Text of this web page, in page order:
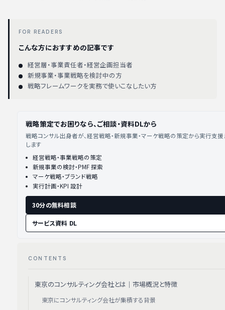
FOR READERS
こんな方におすすめの記事です
経営層・事業責任者・経営企画担当者
新規事業・事業戦略を検討中の方
戦略フレームワークを実務で使いこなしたい方
戦略策定でお困りなら、ご相談・資料DLから
戦略コンサル出身者が、経営戦略・新規事業・マーケ戦略の策定から実行支
します
経営戦略・事業戦略の策定
新規事業の検討・PMF 探索
マーケ戦略・ブランド戦略
実行計画・KPI 設計
30分の無料相談
サービス資料 DL
CONTENTS
東京のコンサルティング会社とは｜市場概況と特徴
東京にコンサルティング会社が集積する背景